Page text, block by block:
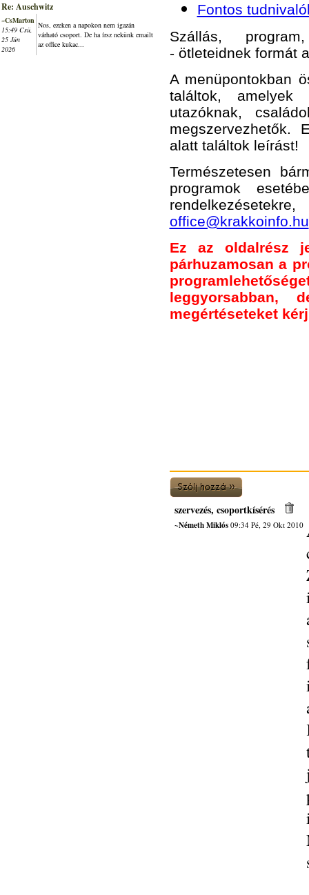
Re: Auschwitz
~CsMarton
15:49 Csü,
25 Jún
2026
Nos, ezeken a napokon nem igazán
várható csoport. De ha írsz nekünk emailt
az office kukac...
Fontos
Szállás,
- ötleteidnek formát
A menüpontokban
találtok, amelyek
utazóknak,
alatt találtok leírást!
Természetesen
programok
office@krakkoinfo.hu
Ez az oldalrész
párhuzamosan a
leggyorsabban,
megértéseteket
szervezés, csoportkísérés
~Németh Miklós09:34 Pé, 29 Okt 2010